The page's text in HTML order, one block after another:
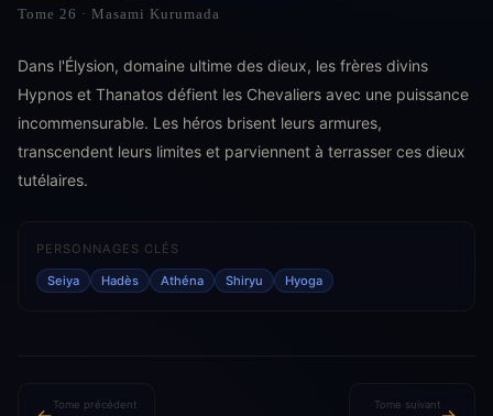
Tome 26 · Masami Kurumada
Dans l'Élysion, domaine ultime des dieux, les frères divins
Hypnos et Thanatos défient les Chevaliers avec une puissance
incommensurable. Les héros brisent leurs armures,
transcendent leurs limites et parviennent à terrasser ces dieux
tutélaires.
PERSONNAGES CLÉS
Seiya Hadès Athéna Shiryu Hyoga
Tome précédent Tome suivant